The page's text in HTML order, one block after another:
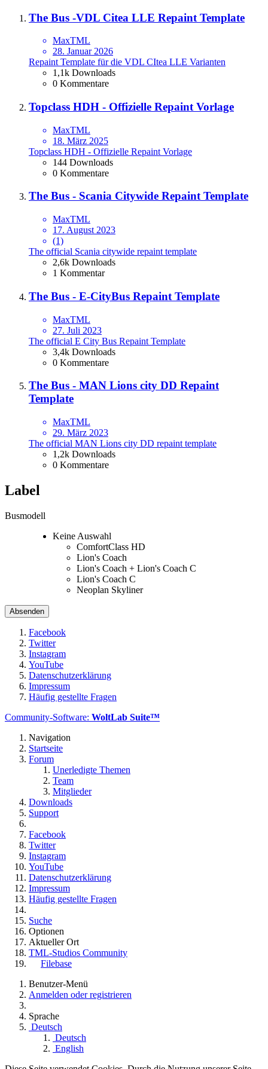
The Bus -VDL Citea LLE Repaint Template
MaxTML
28. Januar 2026
Repaint Template für die VDL CItea LLE Varianten
1,1k Downloads
0 Kommentare
Topclass HDH - Offizielle Repaint Vorlage
MaxTML
18. März 2025
Topclass HDH - Offizielle Repaint Vorlage
144 Downloads
0 Kommentare
The Bus - Scania Citywide Repaint Template
MaxTML
17. August 2023
(1)
The official Scania citywide repaint template
2,6k Downloads
1 Kommentar
The Bus - E-CityBus Repaint Template
MaxTML
27. Juli 2023
The official E City Bus Repaint Template
3,4k Downloads
0 Kommentare
The Bus - MAN Lions city DD Repaint
Template
MaxTML
29. März 2023
The official MAN Lions city DD repaint template
1,2k Downloads
0 Kommentare
Label
Busmodell
Keine Auswahl
ComfortClass HD
Lion's Coach
Lion's Coach + Lion's Coach C
Lion's Coach C
Neoplan Skyliner
Facebook
Twitter
Instagram
YouTube
Datenschutzerklärung
Impressum
Häufig gestellte Fragen
Community-Software: WoltLab Suite™
Navigation
Startseite
Forum
Unerledigte Themen
Team
Mitglieder
Downloads
Support
Facebook
Twitter
Instagram
YouTube
Datenschutzerklärung
Impressum
Häufig gestellte Fragen
Suche
Optionen
Aktueller Ort
TML-Studios Community
Filebase
Benutzer-Menü
Anmelden oder registrieren
Sprache
Deutsch
Deutsch
English